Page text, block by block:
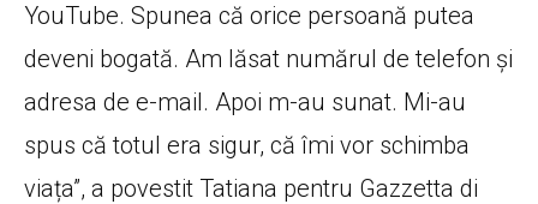
YouTube. Spunea că orice persoană putea
deveni bogată. Am lăsat numărul de telefon și
adresa de e-mail. Apoi m-au sunat. Mi-au
spus că totul era sigur, că îmi vor schimba
viața”, a povestit Tatiana pentru Gazzetta di